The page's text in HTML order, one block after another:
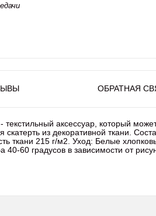
ОБРАТНАЯ
аксессуар, который
из декоративной ткани.
ткани 215 г/м2. Уход: Белые
60 градусов в зависимости от